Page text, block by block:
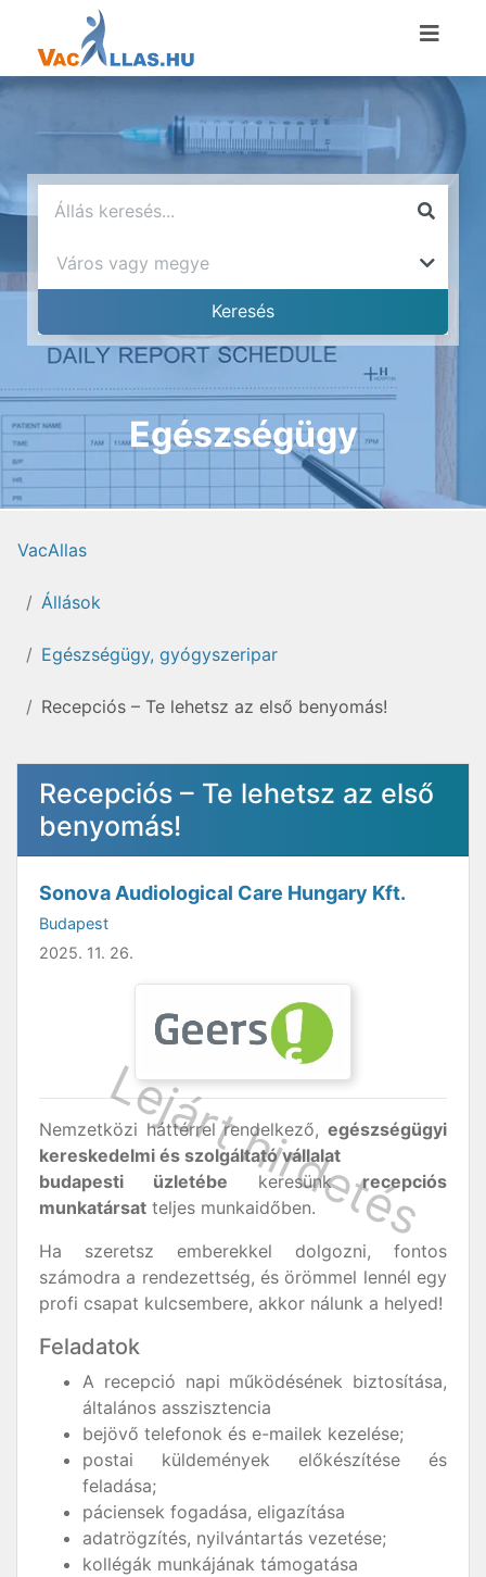
Egészségügy
VacAllas
Állások
Egészségügy, gyógyszeripar
Recepciós – Te lehetsz az első benyomás!
Recepciós – Te lehetsz az első
benyomás!
Sonova Audiological Care Hungary Kft.
Budapest
2025. 11. 26.
Nemzetközi háttérrel rendelkező, egészségügyi
kereskedelmi és szolgáltató vállalat
budapesti üzletébe keresünkrecepciós
munkatársat teljes munkaidőben.
Ha szeretsz emberekkel dolgozni, fontos
számodra a rendezettség, és örömmel lennél egy
profi csapat kulcsembere, akkor nálunk a helyed!
Feladatok
A recepció napi működésének biztosítása,
általános asszisztencia
bejövő telefonok és e-mailek kezelése;
postai küldemények előkészítése és
feladása;
páciensek fogadása, eligazítása
adatrögzítés, nyilvántartás vezetése;
kollégák munkájának támogatása